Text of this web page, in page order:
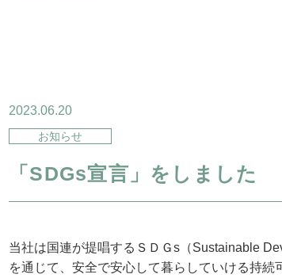
2023.06.20
お知らせ
「SDGs宣言」をしました
当社は国連が提唱するＳＤＧs（Sustainable
を通じて、安全で安心して暮らしていける持